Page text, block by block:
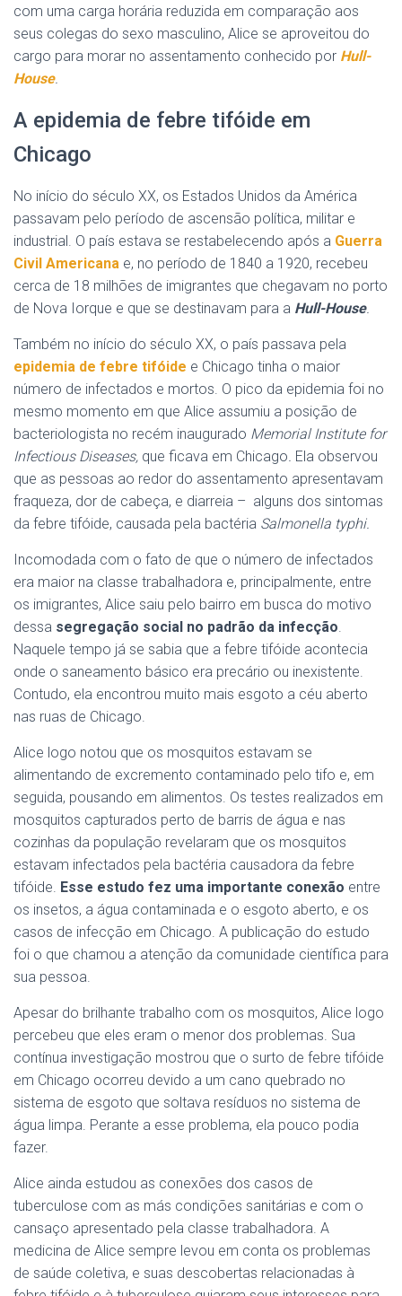
com uma carga horária reduzida em comparação aos
seus colegas do sexo masculino, Alice se aproveitou do
cargo para morar no assentamento conhecido por Hull-
House.
A epidemia de febre tifóide em
Chicago
No início do século XX, os Estados Unidos da América
passavam pelo período de ascensão política, militar e
industrial. O país estava se restabelecendo após a Guerra
Civil Americana e, no período de 1840 a 1920, recebeu
cerca de 18 milhões de imigrantes que chegavam no porto
de Nova Iorque e que se destinavam para a Hull-House.
Também no início do século XX, o país passava pela
epidemia de febre tifóide e Chicago tinha o maior
número de infectados e mortos. O pico da epidemia foi no
mesmo momento em que Alice assumiu a posição de
bacteriologista no recém inaugurado Memorial Institute for
Infectious Diseases, que ficava em Chicago Ela observou
que as pessoas ao redor do assentamento apresentavam
fraqueza, dor de cabeça, e diarreia – alguns dos sintomas
da febre tifóide, causada pela bactéria Salmonella typhi.
Incomodada com o fato de que o número de infectados
era maior na classe trabalhadora e, principalmente, entre
os imigrantes, Alice saiu pelo bairro em busca do motivo
dessa segregação social no padrão da infecção
Naquele tempo já se sabia que a febre tifóide acontecia
onde o saneamento básico era precário ou inexistente.
Contudo, ela encontrou muito mais esgoto a céu aberto
nas ruas de Chicago.
Alice logo notou que os mosquitos estavam se
alimentando de excremento contaminado pelo tifo e, em
seguida, pousando em alimentos. Os testes realizados em
mosquitos capturados perto de barris de água e nas
cozinhas da população revelaram que os mosquitos
estavam infectados pela bactéria causadora da febre
tifóide. Esse estudo fez uma importante conexão entre
os insetos, a água contaminada e o esgoto aberto, e os
casos de infecção em Chicago. A publicação do estudo
foi o que chamou a atenção da comunidade científica para
sua pessoa.
Apesar do brilhante trabalho com os mosquitos, Alice logo
percebeu que eles eram o menor dos problemas. Sua
contínua investigação mostrou que o surto de febre tifóide
em Chicago ocorreu devido a um cano quebrado no
sistema de esgoto que soltava resíduos no sistema de
água limpa. Perante a esse problema, ela pouco podia
fazer.
Alice ainda estudou as conexões dos casos de
tuberculose com as más condições sanitárias e com o
cansaço apresentado pela classe trabalhadora. A
medicina de Alice sempre levou em conta os problemas
de saúde coletiva, e suas descobertas relacionadas à